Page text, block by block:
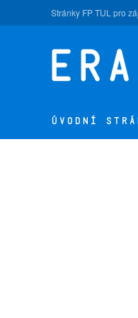
Stránky FP TUL pro
ÚVODNÍ